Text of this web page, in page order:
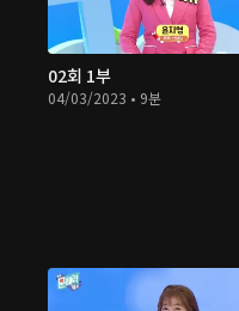
02회 1부
04/03/2023 • 9분